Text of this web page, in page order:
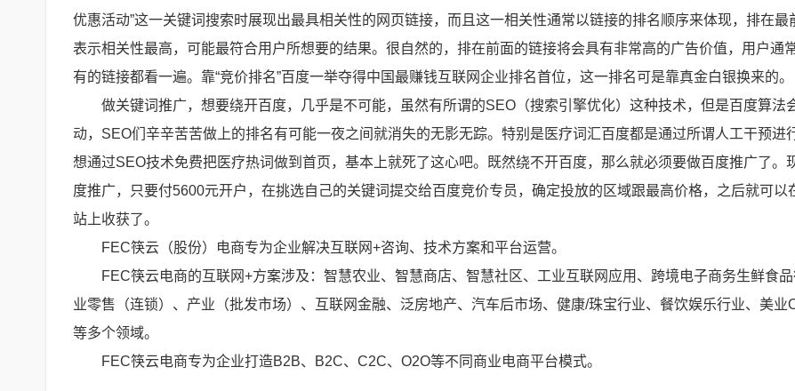
优惠活动”这一关键词搜索时展现出最具相关性的网页链接，而且这一相关性通常以链接的排名顺序来体现，排在最
表示相关性最高，可能最符合用户所想要的结果。很自然的，排在前面的链接将会具有非常高的广告价值，用户通
有的链接都看一遍。靠“竞价排名”百度一举夺得中国最赚钱互联网企业排名首位，这一排名可是靠真金白银换来的。
做关键词推广，想要绕开百度，几乎是不可能，虽然有所谓的SEO（搜索引擎优化）这种技术，但是百度算法
动，SEO们辛辛苦苦做上的排名有可能一夜之间就消失的无影无踪。特别是医疗词汇百度都是通过所谓人工干预进
想通过SEO技术免费把医疗热词做到首页，基本上就死了这心吧。既然绕不开百度，那么就必须要做百度推广了。
度推广，只要付5600元开户，在挑选自己的关键词提交给百度竞价专员，确定投放的区域跟最高价格，之后就可以
站上收获了。
FEC筷云（股份）电商专为企业解决互联网+咨询、技术方案和平台运营。
FEC筷云电商的互联网+方案涉及：智慧农业、智慧商店、智慧社区、工业互联网应用、跨境电子商务生鲜食
业零售（连锁）、产业（批发市场）、互联网金融、泛房地产、汽车后市场、健康/珠宝行业、餐饮娱乐行业、美业
等多个领域。
FEC筷云电商专为企业打造B2B、B2C、C2C、O2O等不同商业电商平台模式。